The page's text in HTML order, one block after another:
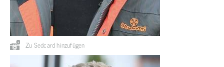
Zu Sedcard hinzufügen